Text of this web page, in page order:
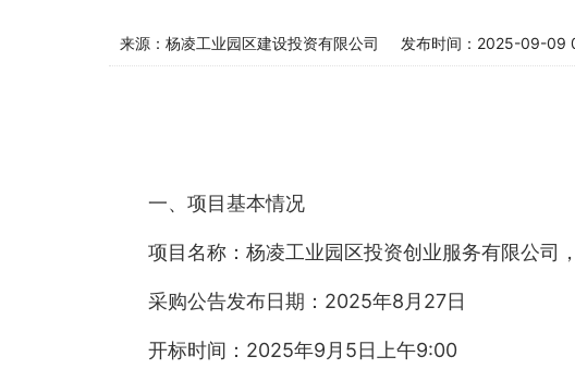
来源：杨凌工业园区建设投资有限公司 发布时间：2025-09-09
一、项目基本情况
项目名称：杨凌工业园区投资创业服务有限公司
采购公告发布日期：2025年8月27日
开标时间：2025年9月5日上午9:00